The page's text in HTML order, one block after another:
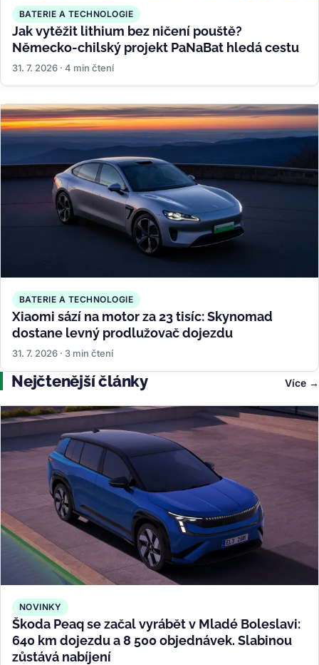
BATERIE A TECHNOLOGIE
Jak vytěžit lithium bez ničení pouště?
Německo-chilský projekt PaNaBat hledá cestu
31. 7. 2026 · 4 min čtení
BATERIE A TECHNOLOGIE
Xiaomi sází na motor za 23 tisíc: Skynomad
dostane levný prodlužovač dojezdu
31. 7. 2026 · 3 min čtení
Nejčtenější články Více
NOVINKY
Škoda Peaq se začal vyrábět v Mladé Boleslavi:
640 km dojezdu a 8 500 objednávek. Slabinou
zůstává nabíjení